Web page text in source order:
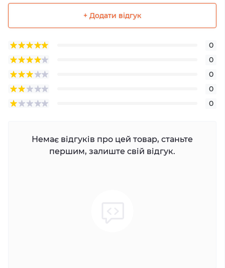
+ Додати відгук
0
0
0
0
0
Немає відгуків про цей товар, станьте
першим, залиште свій відгук.